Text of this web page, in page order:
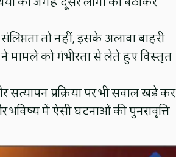
तो नहीं, इसके अलावा बाहरी
ने मामले को गंभीरता से लेते हुए विस्तृत
प्रक्रिया पर भी सवाल खड़े कर
भविष्य में ऐसी घटनाओं की पुनरावृत्ति